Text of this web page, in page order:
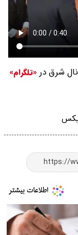
شرق در «تلگرام»